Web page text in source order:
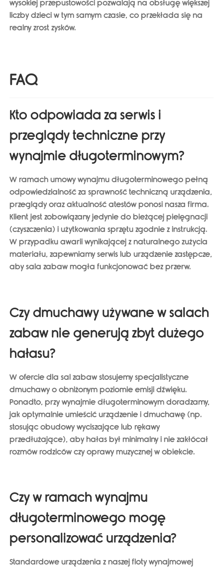
wysokiej przepustowości pozwalają na obsługę większej
liczby dzieci w tym samym czasie, co przekłada się na
realny zrost zysków.
FAQ
Kto odpowiada za serwis i
przeglądy techniczne przy
wynajmie długoterminowym?
W ramach umowy wynajmu długoterminowego pełną
odpowiedzialność za sprawność techniczną urządzenia,
przeglądy oraz aktualność atestów ponosi nasza firma.
Klient jest zobowiązany jedynie do bieżącej pielęgnacji
(czyszczenia) i użytkowania sprzętu zgodnie z instrukcją.
W przypadku awarii wynikającej z naturalnego zużycia
materiału, zapewniamy serwis lub urządzenie zastępcze,
aby sala zabaw mogła funkcjonować bez przerw.
Czy dmuchawy używane w salach
zabaw nie generują zbyt dużego
hałasu?
W ofercie dla sal zabaw stosujemy specjalistyczne
dmuchawy o obniżonym poziomie emisji dźwięku.
Ponadto, przy wynajmie długoterminowym doradzamy,
jak optymalnie umieścić urządzenie i dmuchawę (np.
stosując obudowy wyciszające lub rękawy
przedłużające), aby hałas był minimalny i nie zakłócał
rozmów rodziców czy oprawy muzycznej w obiekcie.
Czy w ramach wynajmu
długoterminowego mogę
personalizować urządzenia?
Standardowe urządzenia z naszej floty wynajmowej